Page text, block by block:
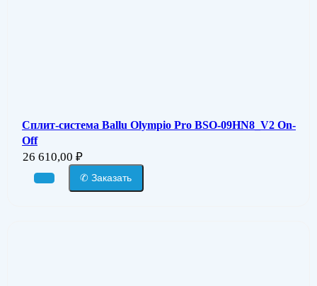
Сплит-система Ballu Olympio Pro BSO-09HN8_V2 On-
Off
26 610,00 ₽
✆ Заказать